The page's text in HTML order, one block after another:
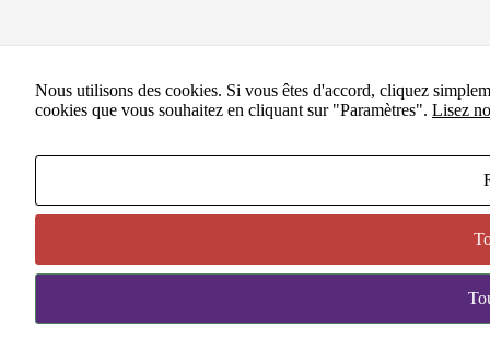
Nous utilisons des cookies. Si vous êtes d'accord, cliquez
cookies que vous souhaitez en cliquant sur "Paramètres". Lisez